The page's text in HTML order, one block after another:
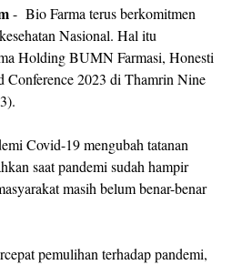
- Bio Farma terus berkomitmen
Nasional. Hal itu
Holding BUMN Farmasi, Honesti
Conference 2023 di Thamrin Nine
Covid-19 mengubah tatanan
saat pandemi sudah hampir
masih belum benar-benar
pemulihan terhadap pandemi,